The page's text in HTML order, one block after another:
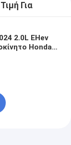
Για
2.0L EHev
Honda